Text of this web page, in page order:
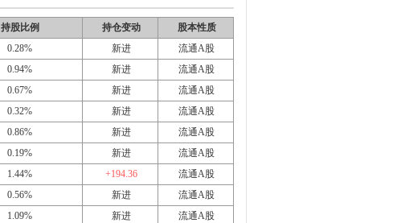
持股比例 持仓变动
股本性质
0.28% 新进
流通A股
0.94% 新进
流通A股
0.67% 新进
流通A股
0.32% 新进
流通A股
0.86% 新进
流通A股
0.19% 新进
流通A股
1.44% +194.36
流通A股
0.56% 新进
流通A股
1.09% 新进
流通A股